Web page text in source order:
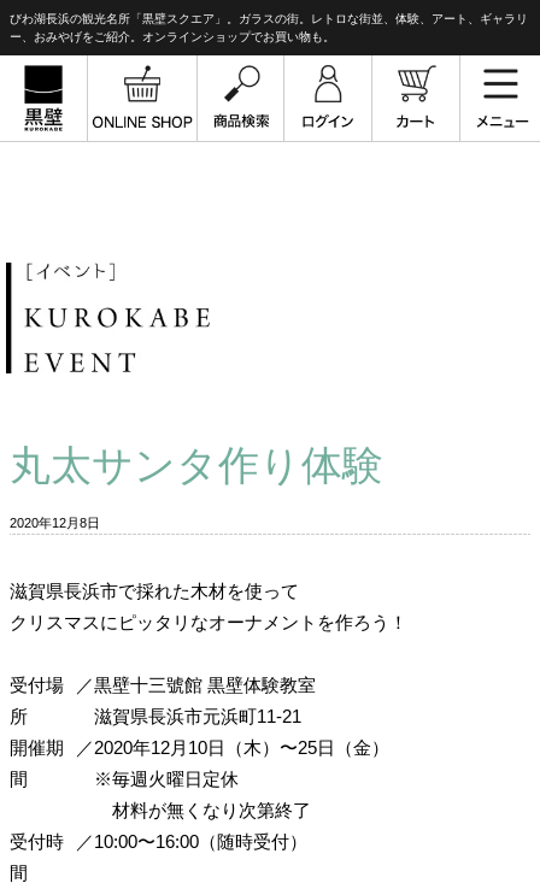
びわ湖長浜の観光名所「黒壁スクエア」。ガラスの街。レトロな街並、体験、アート、ギャラリ
ー、おみやげをご紹介。オンラインショップでお買い物も。
丸太サンタ作り体験
2020年12月8日
滋賀県長浜市で採れた木材を使って
クリスマスにピッタリなオーナメントを作ろう！
受付場
所
／黒壁十三號館 黒壁体験教室
滋賀県長浜市元浜町11-21
開催期
間
／2020年12月10日（木）〜25日（金）
※毎週火曜日定休
材料が無くなり次第終了
受付時
間
／10:00〜16:00（随時受付）